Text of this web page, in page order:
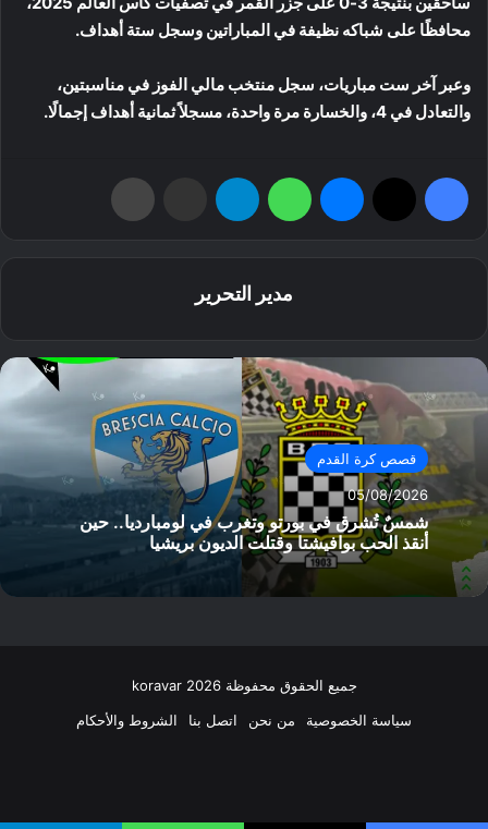
محافظًا على شباكه نظيفة في المباراتين وسجل ستة أهداف.
وعبر آخر ست مباريات، سجل منتخب مالي الفوز في مناسبتين،
والتعادل في 4، والخسارة مرة واحدة، مسجلاً ثمانية أهداف إجمالًا.
مدير التحرير
قصص كرة القدم
05/08/2026
شمسٌ تُشرق في بورتو وتغرب في لومبارديا.. حين
أنقذ الحب بوافيشتا وقتلت الديون بريشيا
جميع الحقوق محفوظة koravar 2026
سياسة الخصوصية
من نحن اتصل بنا الشروط والأحكام